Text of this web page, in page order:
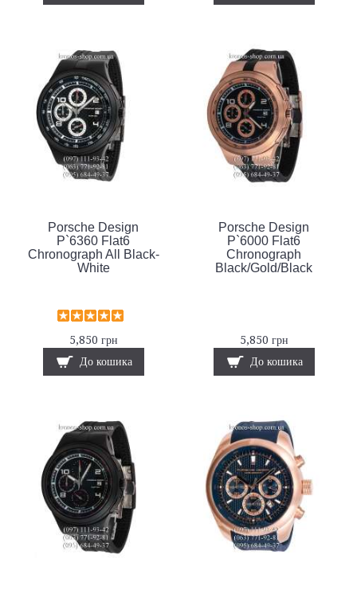
Porsche Design
P`6360 Flat6
Chronograph All Black-
White
5,850 грн
До кошика
Porsche Design
P`6000 Flat6
Chronograph
Black/Gold/Black
5,850 грн
До кошика